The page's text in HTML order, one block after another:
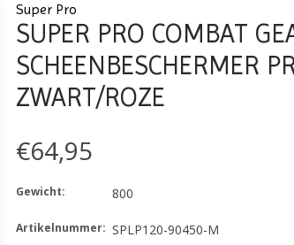
Super Pro
SUPER PRO COMBAT
SCHEENBESCHERMER
ZWART/ROZE
€64,95
Gewicht: 800
Artikelnummer: SPLP120-90450-M